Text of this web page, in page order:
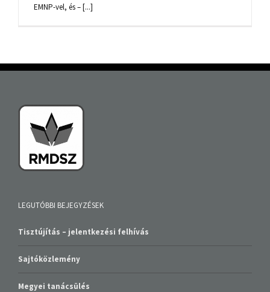
EMNP-vel, és – [...]
LEGUTÓBBI BEJEGYZÉSEK
Tisztújítás – jelentkezési felhívás
Sajtóközlemény
Megyei tanácsülés